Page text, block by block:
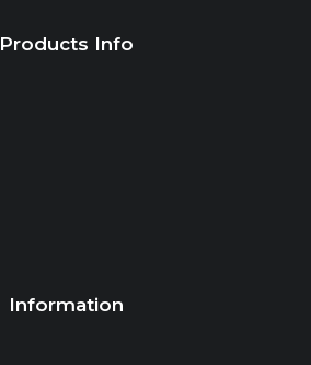
Products Info
Information